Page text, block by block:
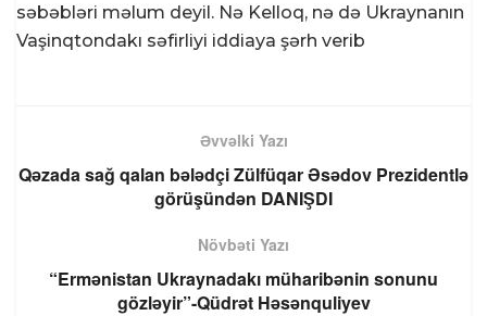
səbəbləri məlum deyil. Nə Kelloq, nə də Ukraynanın
Vaşinqtondakı səfirliyi iddiaya şərh verib
Əvvəlki Yazı
Qəzada sağ qalan bələdçi Zülfüqar Əsədov Prezidentlə
görüşündən DANIŞDI
Növbəti Yazı
“Ermənistan Ukraynadakı müharibənin sonunu
gözləyir”-Qüdrət Həsənquliyev